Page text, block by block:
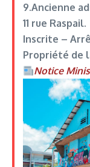
9.Ancienne
11 rue Raspail.
Inscrite –
Propriété de
Notice